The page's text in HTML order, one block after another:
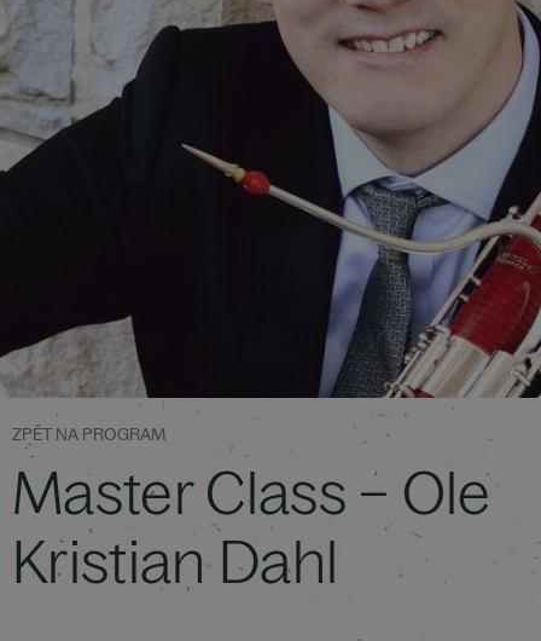
ZPĚT NA PROGRAM
Master Class – Ole
Kristian Dahl